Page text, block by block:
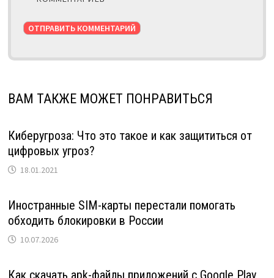
ВАМ ТАКЖЕ МОЖЕТ ПОНРАВИТЬСЯ
Киберугроза: Что это такое и как защититься от
цифровых угроз?
18.01.2021
Иностранные SIM-карты перестали помогать
обходить блокировки в России
10.07.2026
Как скачать apk-файлы приложений с Google Play